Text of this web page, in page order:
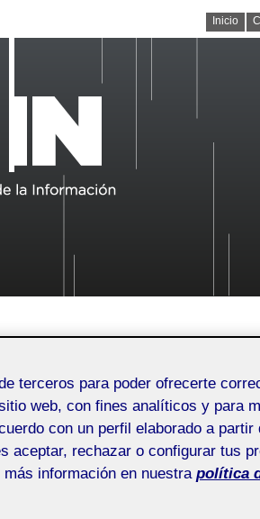
Inicio
somos Números publicados
mejor la ciudad
terceros para poder ofrecerte
web, con fines analíticos y para
con un perfil elaborado a partir
aceptar, rechazar o configurar tus
información en nuestra política